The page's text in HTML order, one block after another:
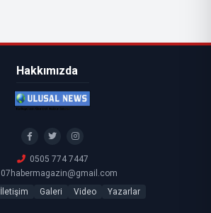
Hakkımızda
0505 774 7447
07habermagazin@gmail.com
İletişim Galeri Video Yazarlar